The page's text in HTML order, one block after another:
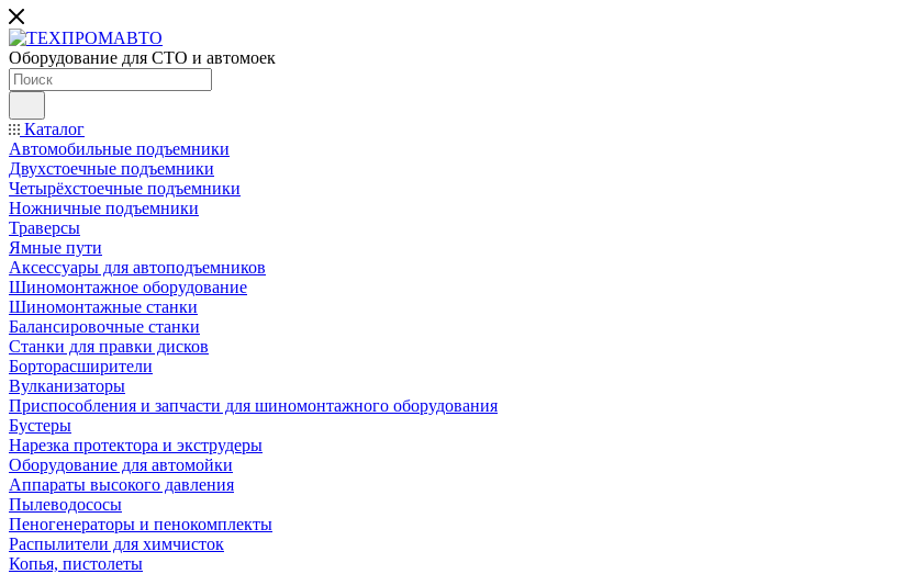
Оборудование для СТО и автомоек
Каталог
Автомобильные подъемники
Двухстоечные подъемники
Четырёхстоечные подъемники
Ножничные подъемники
Траверсы
Ямные пути
Аксессуары для автоподъемников
Шиномонтажное оборудование
Шиномонтажные станки
Балансировочные станки
Станки для правки дисков
Борторасширители
Вулканизаторы
Приспособления и запчасти для шиномонтажного оборудования
Бустеры
Нарезка протектора и экструдеры
Оборудование для автомойки
Аппараты высокого давления
Пылеводососы
Пеногенераторы и пенокомплекты
Распылители для химчисток
Копья, пистолеты